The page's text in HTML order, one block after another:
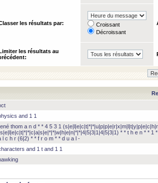
les résultats par:
Croissant
Décroissant
les résultats au
and 1 1
thom a n d * * 4 5 3 1
* * t h e n * * 1
l c h r (6|2) * * f r o m * * d u a l -
and 1 t and 1 1